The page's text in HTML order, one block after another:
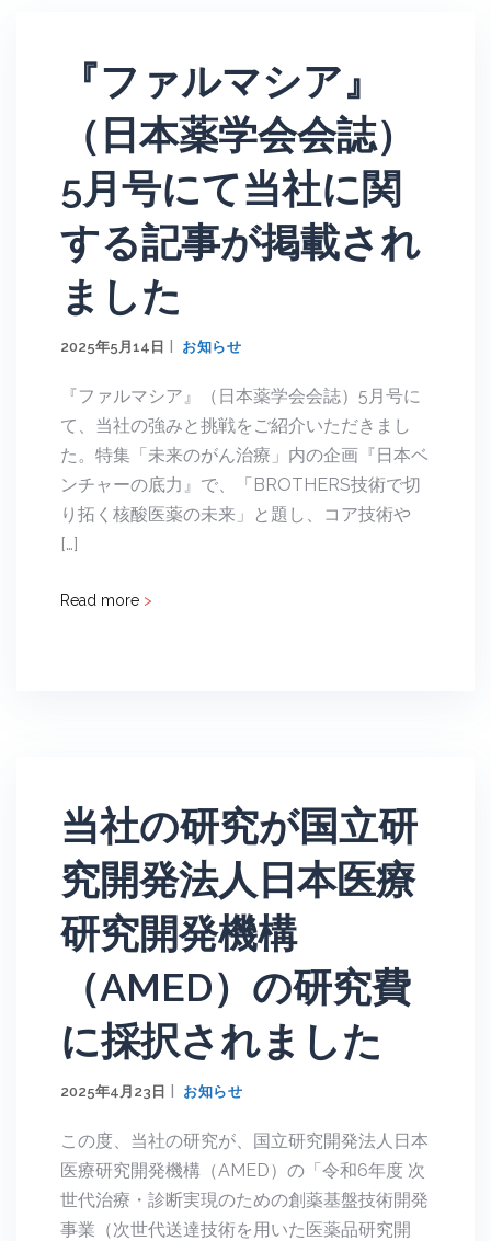
『ファルマシア』
（日本薬学会会誌）
5月号にて当社に関
する記事が掲載され
ました
2025年5月14日 お知らせ
『ファルマシア』（日本薬学会会誌）5月号に
て、当社の強みと挑戦をご紹介いただきまし
た。特集「未来のがん治療」内の企画『日本ベ
ンチャーの底力』で、「BROTHERS技術で切
り拓く核酸医薬の未来」と題し、コア技術や
[…]
Read more >
当社の研究が国立研
究開発法人日本医療
研究開発機構
（AMED）の研究費
に採択されました
2025年4月23日 お知らせ
この度、当社の研究が、国立研究開発法人日本
医療研究開発機構（AMED）の「令和6年度 次
世代治療・診断実現のための創薬基盤技術開発
事業（次世代送達技術を用いた医薬品研究開